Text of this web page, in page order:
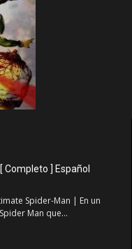
Completo ] Español
Spider-Man | En un
Man que...